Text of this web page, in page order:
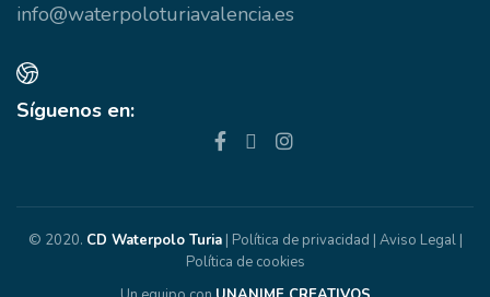
info@waterpoloturiavalencia.es
Síguenos en:
© 2020. CD Waterpolo Turia| Política de privacidad Aviso Legal|
Política de cookies